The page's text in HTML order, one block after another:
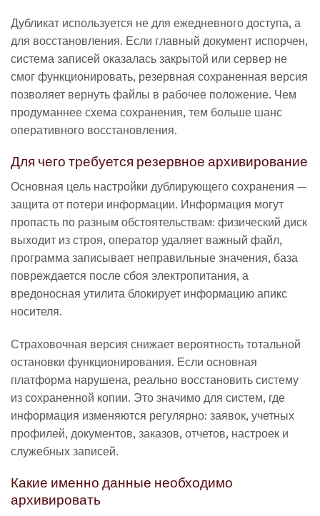
Дубликат используется не для ежедневного доступа, а
для восстановления. Если главный документ испорчен,
система записей оказалась закрытой или сервер не
смог функционировать, резервная сохраненная версия
позволяет вернуть файлы в рабочее положение. Чем
продуманнее схема сохранения, тем больше шанс
оперативного восстановления.
Для чего требуется резервное архивирование
Основная цель настройки дублирующего сохранения —
защита от потери информации. Информация могут
пропасть по разным обстоятельствам: физический диск
выходит из строя, оператор удаляет важный файл,
программа записывает неправильные значения, база
повреждается после сбоя электропитания, а
вредоносная утилита блокирует информацию апикс
носителя.
Страховочная версия снижает вероятность тотальной
остановки функционирования. Если основная
платформа нарушена, реально восстановить систему
из сохраненной копии. Это значимо для систем, где
информация изменяются регулярно: заявок, учетных
профилей, документов, заказов, отчетов, настроек и
служебных записей.
Какие именно данные необходимо
архивировать